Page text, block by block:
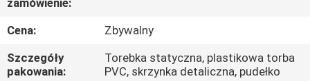
KONTROLA
JAKOŚCI
zamówienie:
Cena:
Zbywalny
Szczegóły
pakowania:
Torebka statyczna, plastikowa torba
PVC, skrzynka detaliczna, pudełko